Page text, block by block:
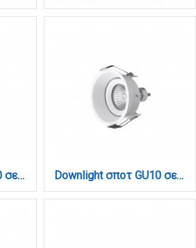
Downlight σποτ GU10 σε λευκή (X00310W) Downlight σποτ GU10 σε λευκή απόχρωση (X0010-White)